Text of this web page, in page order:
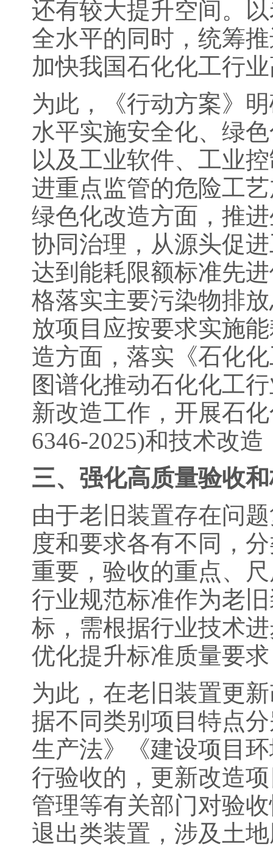
还有较大提升空间。
全水平的同时，统筹
加快我国石化化工行
为此，《行动方案》
水平实施安全化、绿
以及工业软件、工业
进重点监管的危险工
绿色化改造方面，推
协同治理，从源头促
达到能耗限额标准先
格落实主要污染物排
放项目应按要求实施
造方面，落实《石化
图谱化推动石化化工
新改造工作，开展石
6346-2025)和技术改
三、强化高质量验收
由于老旧装置存在问
度和要求各有不同，
重要，验收的重点、
行业规范标准作为老
标，需根据行业技术
优化提升标准质量要
为此，在老旧装置更
据不同类别项目特点
生产法》《建设项目
行验收的，更新改造
管理等有关部门对验
退出类装置，涉及土